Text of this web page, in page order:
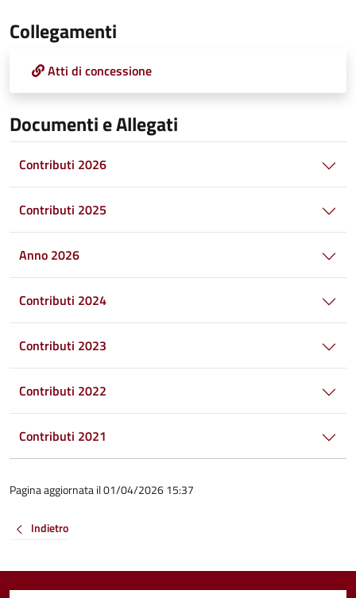
Collegamenti
Atti di concessione
Documenti e Allegati
Contributi 2026
Contributi 2025
Anno 2026
Contributi 2024
Contributi 2023
Contributi 2022
Contributi 2021
Pagina aggiornata il 01/04/2026 15:37
Indietro